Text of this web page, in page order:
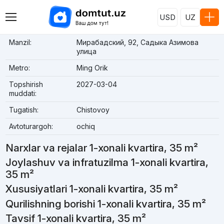
USD UZ
Manzil:
Мирабадский, 92, Садыка Азимова
улица
Metro:
Ming Orik
Topshirish
muddati:
2027-03-04
Tugatish:
Chistovoy
Avtoturargoh:
ochiq
Narxlar va rejalar 1-xonali kvartira, 35 m²
Joylashuv va infratuzilma 1-xonali kvartira,
35 m²
Xususiyatlari 1-xonali kvartira, 35 m²
Qurilishning borishi 1-xonali kvartira, 35 m²
Tavsif 1-xonali kvartira, 35 m²